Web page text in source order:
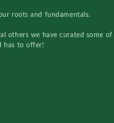
roots and fundamentals.
others we have curated some of
has to offer!